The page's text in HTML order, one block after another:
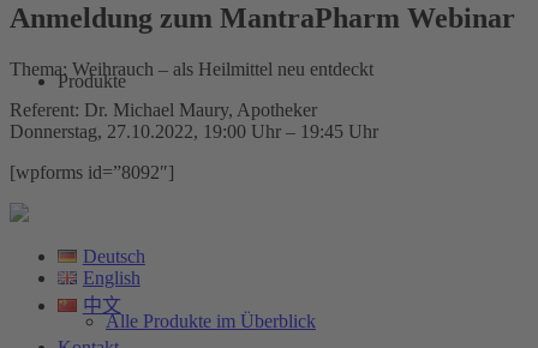
Produkte
Alle Produkte im Überblick
Anmeldung zum MantraPharm Webinar
Thema: Weihrauch – als Heilmittel neu entdeckt
Referent: Dr. Michael Maury, Apotheker
Donnerstag, 27.10.2022, 19:00 Uhr – 19:45 Uhr
[wpforms id=”8092″]
Deutsch
English
中文